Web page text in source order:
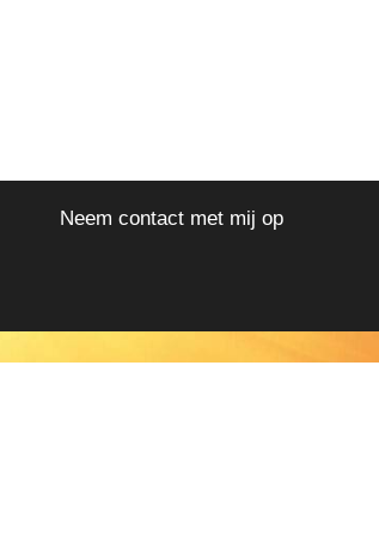
Neem contact met mij op